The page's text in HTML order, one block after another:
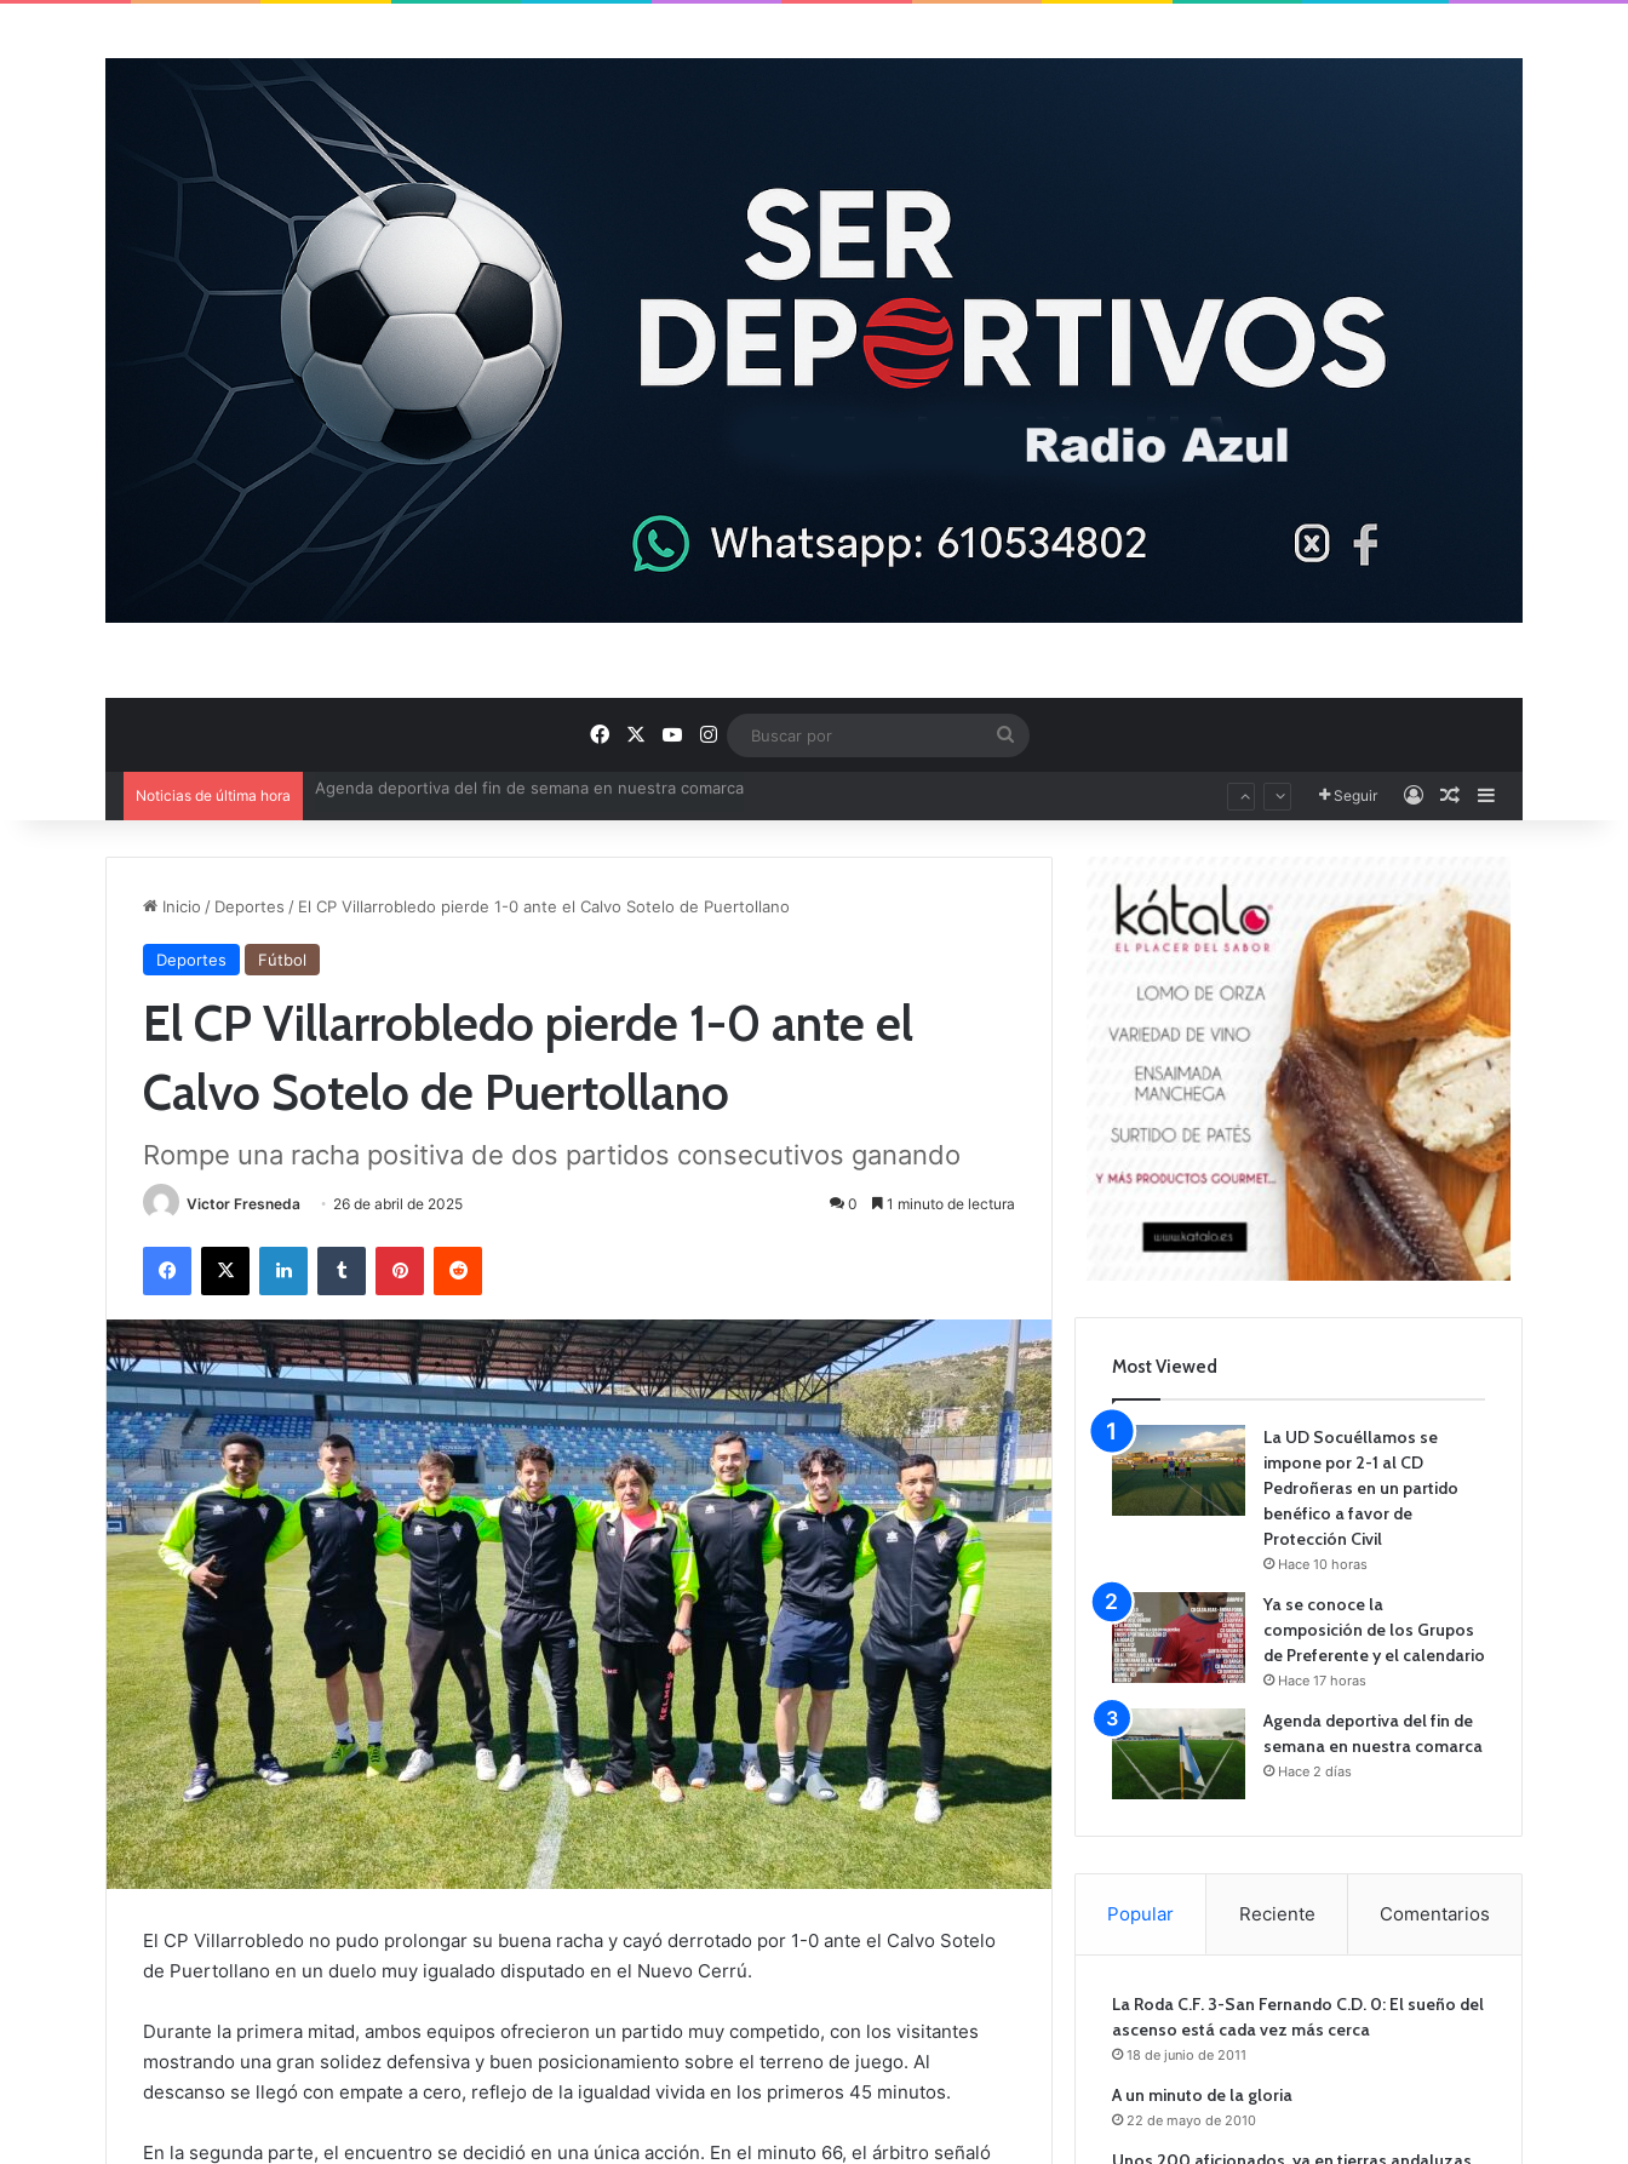
FacebookYouTube
Instagram
Noticias de última hora Ya se conoce el calendario de Tercera RFEF Seguir AccesoPublicación al
Inicio / Deportes / El CP Villarrobledo pierde 1-0 ante el Calvo Sotelo de Puertollano
Deportes Fútbol
El CP Villarrobledo pierde 1-0 ante el
Calvo Sotelo de Puertollano
Rompe una racha positiva de dos partidos consecutivos ganando
Victor Fresneda 26 de abril de 2025 0 1 minuto de lectura
El CP Villarrobledo no pudo prolongar su buena racha y cayó derrotado por 1-0 ante el Calvo Sotelo
de Puertollano en un duelo muy igualado disputado en el Nuevo Cerrú.
Durante la primera mitad, ambos equipos ofrecieron un partido muy competido, con los visitantes
mostrando una gran solidez defensiva y buen posicionamiento sobre el terreno de juego. Al
descanso se llegó con empate a cero, reflejo de la igualdad vivida en los primeros 45 minutos.
En la segunda parte, el encuentro se decidió en una única acción. En el minuto 66, el árbitro señaló
Most Viewed
La UD Socuéllamos se
impone por 2-1 al CD
Pedroñeras en un partido
benéfico a favor de
Protección Civil
Hace 10 horas
Ya se conoce la
composición de los Grupos
de Preferente y el calendario
Hace 17 horas
Agenda deportiva del fin de
semana en nuestra comarca
Hace 2 días
Popular Reciente Comentarios
La Roda C.F. 3-San Fernando C.D. 0: El sueño del
ascenso está cada vez más cerca
18 de junio de 2011
A un minuto de la gloria
22 de mayo de 2010